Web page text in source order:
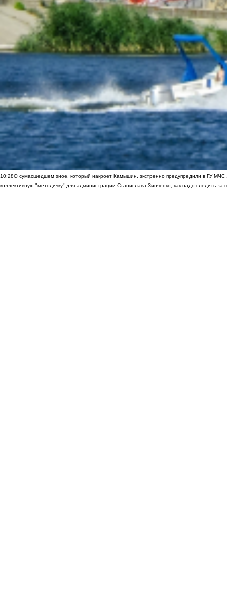
10:28О сумасшедшем зное, который накроет Камышин, экстренно предупредили в ГУ МЧС
коллективную "методичку" для администрации Станислава Зинченко, как надо следить за